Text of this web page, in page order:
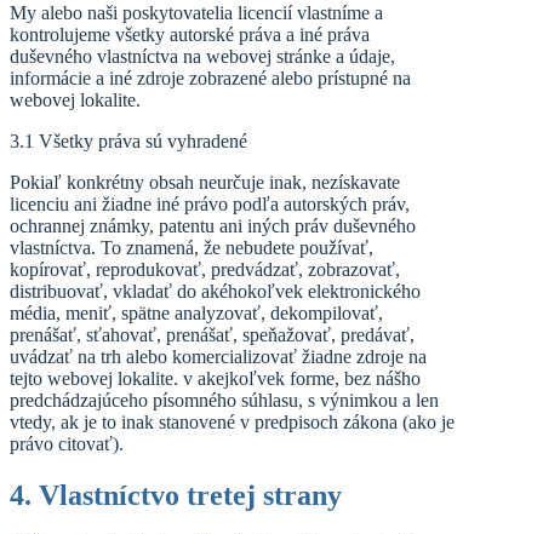
My alebo naši poskytovatelia licencií vlastníme a
kontrolujeme všetky autorské práva a iné práva
duševného vlastníctva na webovej stránke a údaje,
informácie a iné zdroje zobrazené alebo prístupné na
webovej lokalite.
3.1 Všetky práva sú vyhradené
Pokiaľ konkrétny obsah neurčuje inak, nezískavate
licenciu ani žiadne iné právo podľa autorských práv,
ochrannej známky, patentu ani iných práv duševného
vlastníctva. To znamená, že nebudete používať,
kopírovať, reprodukovať, predvádzať, zobrazovať,
distribuovať, vkladať do akéhokoľvek elektronického
média, meniť, spätne analyzovať, dekompilovať,
prenášať, sťahovať, prenášať, speňažovať, predávať,
uvádzať na trh alebo komercializovať žiadne zdroje na
tejto webovej lokalite. v akejkoľvek forme, bez nášho
predchádzajúceho písomného súhlasu, s výnimkou a len
vtedy, ak je to inak stanovené v predpisoch zákona (ako je
právo citovať).
4. Vlastníctvo tretej strany